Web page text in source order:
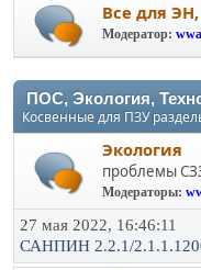
Все для
Модератор:
ПОС, Экология,
Косвенные для ПЗУ
Экология
проблемы
Модераторы:
27 мая 2022, 16:46:11
САНПИН 2.2.1/